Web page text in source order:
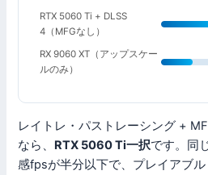
RTX 5060 Ti + DLSS
4（MFGなし）
RX 9060 XT（アップスケー
ルのみ）
レイトレ・パストレーシング +
なら、 RTX 5060 Ti一択です。同
感fpsが半分以下で、プレイアブ